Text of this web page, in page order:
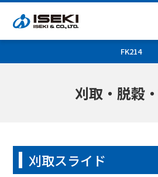
FK214
刈取・脱穀
刈取スライド